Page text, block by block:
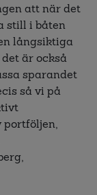
att när det
still i båten
långsiktiga
är också
sparandet
så vi på
portföljen,